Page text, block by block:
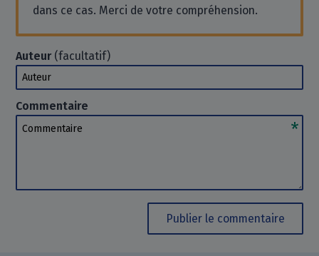
dans ce cas. Merci de votre compréhension.
Auteur(facultatif)
Auteur
Commentaire
Commentaire
Publier le commentaire